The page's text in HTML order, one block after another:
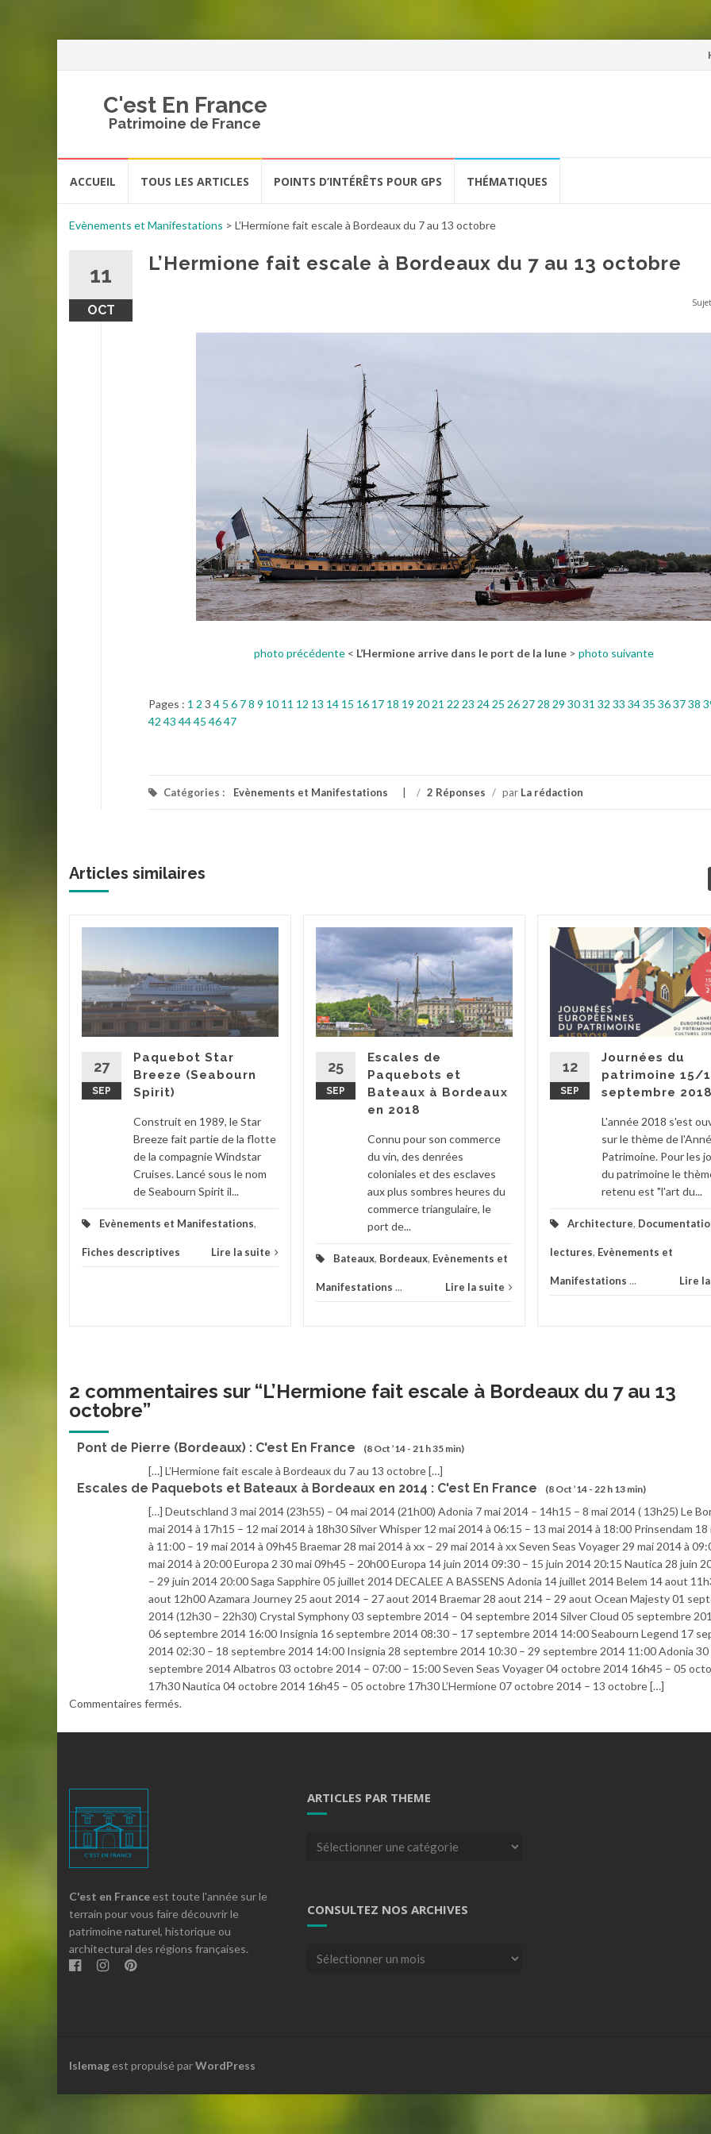
C'est En France
Patrimoine de France
ACCUEIL TOUS LES ARTICLES POINTS D’INTÉRÊTS POUR GPS THÉMATIQUES
Evènements et Manifestations > L’Hermione fait escale à Bordeaux du 7 au 13 octobre
11
OCT
L’Hermione fait escale à Bordeaux du 7 au 13 octobre
photo précédente < L’Hermione arrive dans le port de la lune > photo suivante
Pages : 1 2 3 4 5 6 78 9 10 11 12 13 14 15 16 17 18 19 20 21 22 23 24 25 26 27 28 29 3031 32 33 3435 363738
42 43 4445 4647
Catégories : Evènements et Manifestations / 2 Réponses / par La rédaction
Articles similaires
27
SEP
Paquebot Star
Breeze (Seabourn
Spirit)
Construit en 1989, le Star
Breeze fait partie de la flotte
de la compagnie Windstar
Cruises. Lancé sous le nom
de Seabourn Spirit il...
Evènements et Manifestations,
Fiches descriptives Lire la suite
25
SEP
Escales de
Paquebots et
Bateaux à Bordeaux
en 2018
Connu pour son commerce
du vin, des denrées
coloniales et des esclaves
aux plus sombres heures du
commerce triangulaire, le
port de...
Bateaux, Bordeaux, Evènements et
Manifestations ... Lire la suite
12
SEP
Journées du
patrimoine 15/
septembre 2018
L'année 2018 s'est
sur le thème de
Patrimoine. Pour les
du patrimoine le
retenu est "l'art du...
Architecture,
lectures, Evènements et
Manifestations ... Lire
2 commentaires sur “L’Hermione fait escale à Bordeaux du 7 au 13
octobre”
Pont de Pierre (Bordeaux) : C'est En France (8 Oct ’14 - 21 h 35 min)
[…] L’Hermione fait escale à Bordeaux du 7 au 13 octobre […]
Escales de Paquebots et Bateaux à Bordeaux en 2014 : C'est En France (8 Oct ’14 - 22 h 13 min)
[…] Deutschland 3 mai 2014 (23h55) – 04 mai 2014 (21h00) Adonia 7 mai 2014 – 14h15 – 8 mai 2014 ( 13h25) Le
mai 2014 à 17h15 – 12 mai 2014 à 18h30 Silver Whisper 12 mai 2014 à 06:15 – 13 mai 2014 à 18:00 Prinsendam 18
à 11:00 – 19 mai 2014 à 09h45 Braemar 28 mai 2014 à xx – 29 mai 2014 à xx Seven Seas Voyager 29 mai 2014 à
mai 2014 à 20:00 Europa 2 30 mai 09h45 – 20h00 Europa 14 juin 2014 09:30 – 15 juin 2014 20:15 Nautica 28 juin
– 29 juin 2014 20:00 Saga Sapphire 05 juillet 2014 DECALEE A BASSENS Adonia 14 juillet 2014 Belem 14 aout
aout 12h00 Azamara Journey 25 aout 2014 – 27 aout 2014 Braemar 28 aout 214 – 29 aout Ocean Majesty 01
2014 (12h30 – 22h30) Crystal Symphony 03 septembre 2014 – 04 septembre 2014 Silver Cloud 05 septembre
06 septembre 2014 16:00 Insignia 16 septembre 2014 08:30 – 17 septembre 2014 14:00 Seabourn Legend 17
2014 02:30 – 18 septembre 2014 14:00 Insignia 28 septembre 2014 10:30 – 29 septembre 2014 11:00 Adonia 30
septembre 2014 Albatros 03 octobre 2014 – 07:00 – 15:00 Seven Seas Voyager 04 octobre 2014 16h45 – 05
17h30 Nautica 04 octobre 2014 16h45 – 05 octobre 17h30 L’Hermione 07 octobre 2014 – 13 octobre […]
Commentaires fermés.
C'est en France est toute l'année sur le
terrain pour vous faire découvrir le
patrimoine naturel, historique ou
architectural des régions françaises.
ARTICLES PAR THEME
Articles
CONSULTEZ NOS ARCHIVES
Consultez
Islemag est propulsé parWordPress